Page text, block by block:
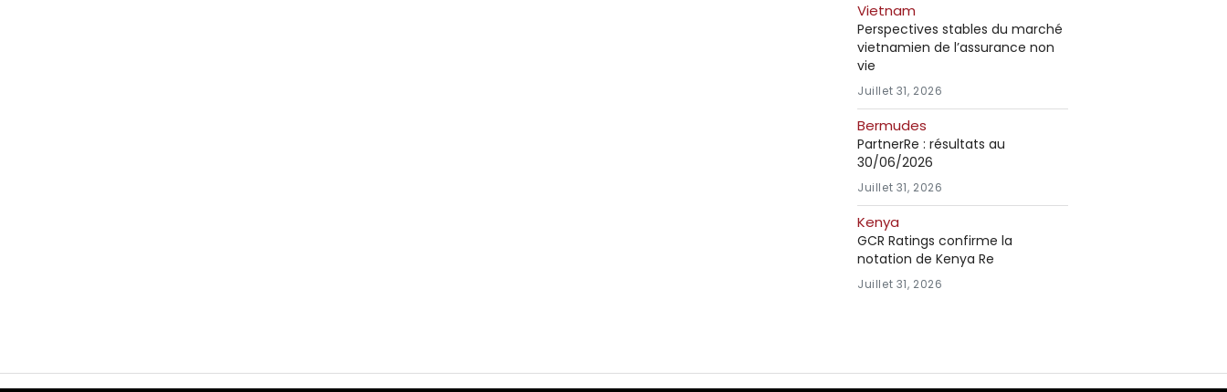
Vietnam
Perspectives stables du marché
vietnamien de l’assurance non
vie
Juillet 31, 2026
Bermudes
PartnerRe : résultats au
30/06/2026
Juillet 31, 2026
Kenya
GCR Ratings confirme la
notation de Kenya Re
Juillet 31, 2026